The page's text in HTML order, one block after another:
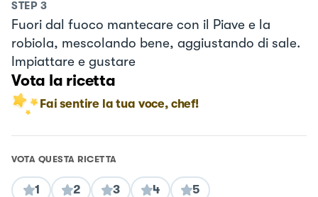
STEP 3
Fuori dal fuoco mantecare con il Piave e la
robiola, mescolando bene, aggiustando di sale.
Impiattare e gustare
Vota la ricetta
Fai sentire la tua voce, chef!
VOTA QUESTA RICETTA
1 2 3 4 5